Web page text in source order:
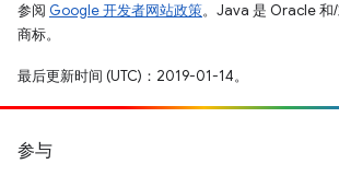
参阅 Google 开发者网站政策。Java 是 Oracle 和
商标。
最后更新时间 (UTC)：2019-01-14。
参与